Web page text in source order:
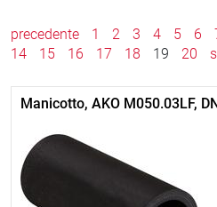
precedente 1 2 3 4 5 6
14
15 16 17 18 19 20
Manicotto, AKO M050.03LF,